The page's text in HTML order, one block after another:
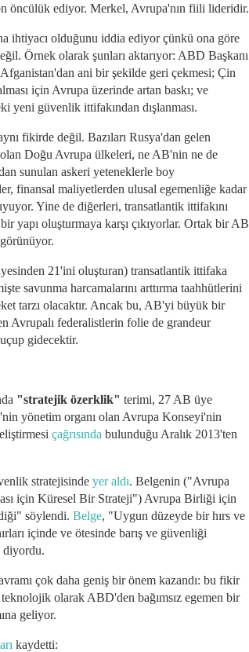
öncülük ediyor. Merkel, Avrupa'nın fiili lideridir.
ihtiyacı olduğunu iddia ediyor çünkü ona göre
Örnek olarak şunları aktarıyor: ABD Başkanı
ani bir şekilde geri çekmesi; Çin
için Avrupa üzerinde artan baskı; ve
yeni güvenlik ittifakından dışlanması.
fikirde değil. Bazıları Rusya'dan gelen
olan Doğu Avrupa ülkeleri, ne AB'nin ne de
sunulan askeri yeteneklerle boy
finansal maliyetlerden ulusal egemenliğe kadar
Yine de diğerleri, transatlantik ittifakını
yapı oluşturmaya karşı çıkıyorlar. Ortak bir AB
21'ini oluşturan) transatlantik ittifaka
savunma harcamalarını arttırma taahhütlerini
tarzı olacaktır. Ancak bu, AB'yi büyük bir
Avrupalı ​​federalistlerin folie de grandeur
uçup gidecektir.
"stratejik özerklik" terimi, 27 AB üye
yönetim organı olan Avrupa Konseyi'nin
çağrısında bulunduğu Aralık 2013'ten
stratejisinde yer aldı. Belgenin ("Avrupa
için Küresel Bir Strateji") Avrupa Birliği için
söylendi. Belge, "Uygun düzeyde bir hırs ve
içinde ve ötesinde barış ve güvenliği
diyordu.
çok daha geniş bir önem kazandı: bu fikir
olarak ABD'den bağımsız egemen bir
geliyor.
kaydetti: